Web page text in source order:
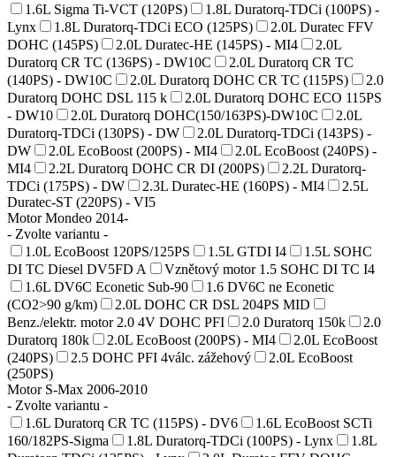
1.6L Sigma Ti-VCT (120PS)
1.8L Duratorq-TDCi (100PS) -
Lynx
1.8L Duratorq-TDCi ECO (125PS)
2.0L Duratec FFV
DOHC (145PS)
2.0L Duratec-HE (145PS) - MI4
2.0L
Duratorq CR TC (136PS) - DW10C
2.0L Duratorq CR TC
(140PS) - DW10C
2.0L Duratorq DOHC CR TC (115PS)
2.0
Duratorq DOHC DSL 115 k
2.0L Duratorq DOHC ECO 115PS
- DW10
2.0L Duratorq DOHC(150/163PS)-DW10C
2.0L
Duratorq-TDCi (130PS) - DW
2.0L Duratorq-TDCi (143PS) -
DW
2.0L EcoBoost (200PS) - MI4
2.0L EcoBoost (240PS) -
MI4
2.2L Duratorq DOHC CR DI (200PS)
2.2L Duratorq-
TDCi (175PS) - DW
2.3L Duratec-HE (160PS) - MI4
2.5L
Duratec-ST (220PS) - VI5
Motor Mondeo 2014-
- Zvolte variantu -
1.0L EcoBoost 120PS/125PS
1.5L GTDI I4
1.5L SOHC
DI TC Diesel DV5FD A
Vznětový motor 1.5 SOHC DI TC I4
1.6L DV6C Econetic Sub-90
1.6 DV6C ne Econetic
(CO2>90 g/km)
2.0L DOHC CR DSL 204PS MID
Benz./elektr. motor 2.0 4V DOHC PFI
2.0 Duratorq 150k
2.0
Duratorq 180k
2.0L EcoBoost (200PS) - MI4
2.0L EcoBoost
(240PS)
2.5 DOHC PFI 4válc. zážehový
2.0L EcoBoost
(250PS)
Motor S-Max 2006-2010
- Zvolte variantu -
1.6L Duratorq CR TC (115PS) - DV6
1.6L EcoBoost SCTi
160/182PS-Sigma
1.8L Duratorq-TDCi (100PS) - Lynx
1.8L